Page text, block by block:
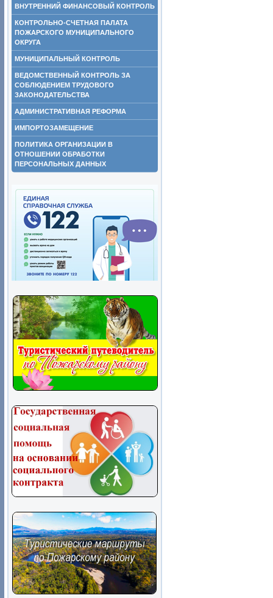
ВНУТРЕННИЙ ФИНАНСОВЫЙ КОНТРОЛЬ
КОНТРОЛЬНО-СЧЕТНАЯ ПАЛАТА
ПОЖАРСКОГО МУНИЦИПАЛЬНОГО
ОКРУГА
МУНИЦИПАЛЬНЫЙ КОНТРОЛЬ
ВЕДОМСТВЕННЫЙ КОНТРОЛЬ ЗА
СОБЛЮДЕНИЕМ ТРУДОВОГО
ЗАКОНОДАТЕЛЬСТВА
АДМИНИСТРАТИВНАЯ РЕФОРМА
ИМПОРТОЗАМЕЩЕНИЕ
ПОЛИТИКА ОРГАНИЗАЦИИ В
ОТНОШЕНИИ ОБРАБОТКИ
ПЕРСОНАЛЬНЫХ ДАННЫХ